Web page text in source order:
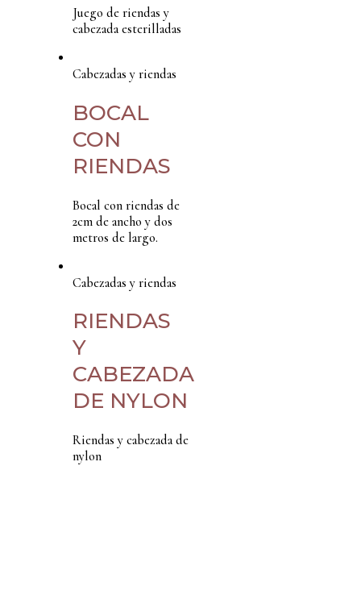
Juego de riendas y
cabezada esterilladas
Cabezadas y riendas
BOCAL
CON
RIENDAS
Bocal con riendas de
2cm de ancho y dos
metros de largo.
Cabezadas y riendas
RIENDAS
Y
CABEZADA
DE NYLON
Riendas y cabezada de
nylon